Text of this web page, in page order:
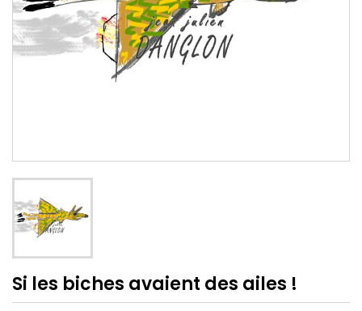
Si les biches avaient des ailes !